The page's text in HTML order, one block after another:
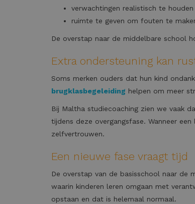
verwachtingen realistisch te houden
ruimte te geven om fouten te
De overstap naar de middelbare school
Extra ondersteuning kan
Soms merken ouders dat hun kind
brugklasbegeleiding helpen om meer
Bij Maltha studiecoaching zien we vaak
tijdens deze overgangsfase. Wanneer
zelfvertrouwen.
Een nieuwe fase vraagt tijd
De overstap van de basisschool naar de
waarin kinderen leren omgaan met
opstaan en dat is helemaal normaal.